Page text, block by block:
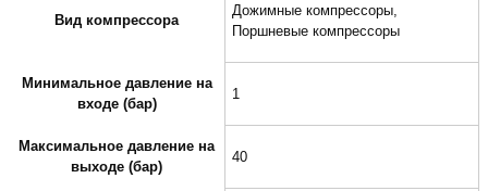
Вид компрессора
Дожимные компрессоры,
Поршневые компрессоры
Минимальное давление на
входе (бар)
1
Максимальное давление на
выходе (бар)
40